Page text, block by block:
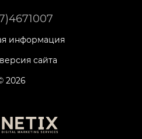
информация
сайта
2026